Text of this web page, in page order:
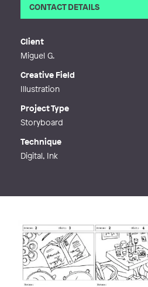
CONTACT DETAILS
Client
Miguel G.
Creative Field
Illustration
Project Type
Storyboard
Technique
Digital, Ink